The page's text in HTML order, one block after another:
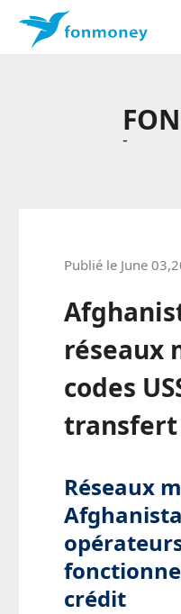
-
Publié le June
réseaux
codes
Réseaux
crédit